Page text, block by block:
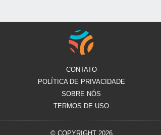
CONTATO
POLÍTICA DE PRIVACIDADE
SOBRE NÓS
TERMOS DE USO
© COPYRIGHT 2026